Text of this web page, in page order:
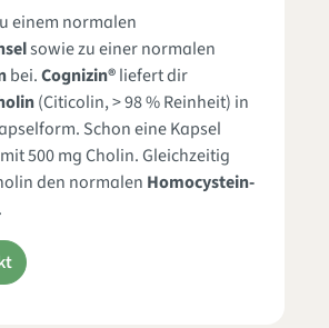
einem normalen
sowie zu einer normalen
bei.Cognizin®liefert dir
(Citicolin, > 98 % Reinheit) in
Schon eine Kapsel
500 mg Cholin. Gleichzeitig
den normalen Homocystein-
.